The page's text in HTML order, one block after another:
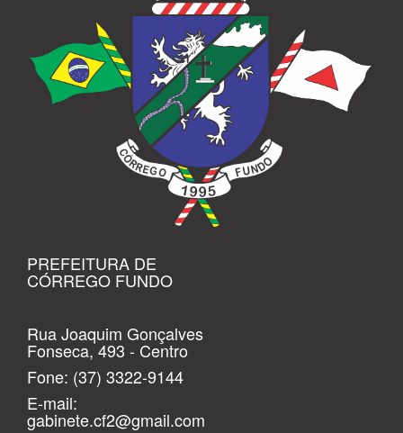
PREFEITURA DE
CÓRREGO FUNDO
Rua Joaquim Gonçalves
Fonseca, 493 - Centro
Fone: (37) 3322-9144
E-mail:
gabinete.cf2@gmail.com